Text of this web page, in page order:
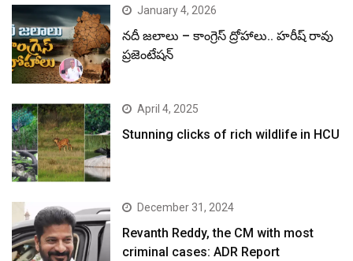
January 4, 2026
నదీ జలాలు – కాంగ్రెస్ ద్రోహాలు.. హరీష్ రావు
ప్రజెంటేషన్
April 4, 2025
Stunning clicks of rich wildlife in HCU
December 31, 2024
Revanth Reddy, the CM with most
criminal cases: ADR Report